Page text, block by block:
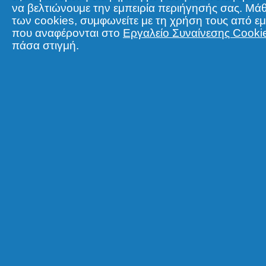
να βελτιώνουμε την εμπειρία περιήγησής σας.
των cookies, συμφωνείτε με τη χρήση τους από
που αναφέρονται στο Εργαλείο Συναίνεσης
πάσα στιγμή.